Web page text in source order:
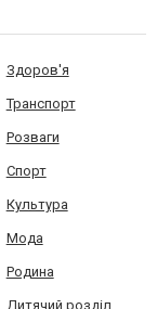
Здоров'я
Транспорт
Розваги
Спорт
Культура
Мода
Родина
Дитячий розділ